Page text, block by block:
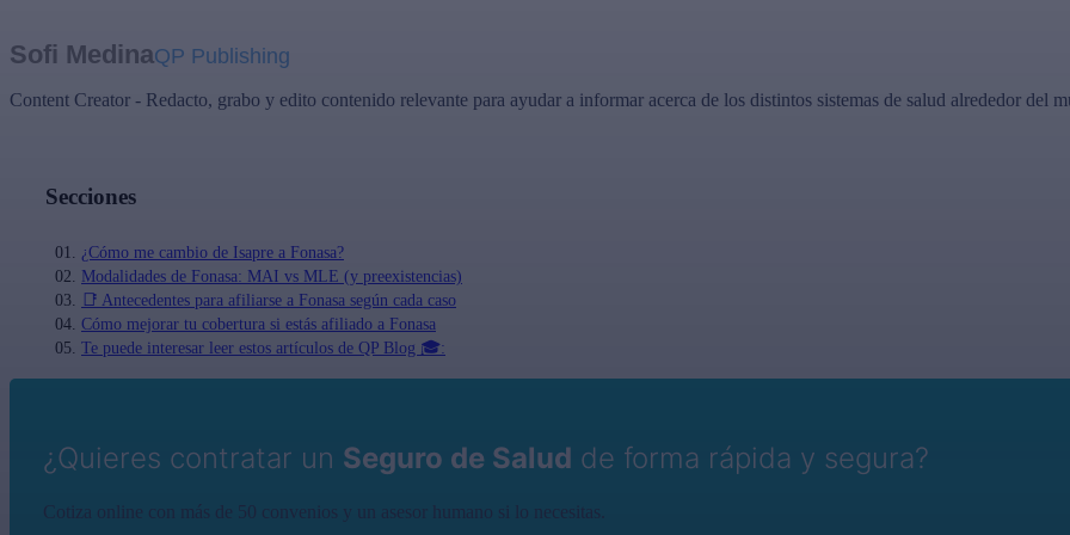
Sofi MedinaQP Publishing
Content Creator - Redacto, grabo y edito contenido relevante para ayudar a informar acerca de los distintos sistemas de salud alrededor del
Secciones
¿Cómo me cambio de Isapre a Fonasa?
Modalidades de Fonasa: MAI vs MLE (y preexistencias)
📑 Antecedentes para afiliarse a Fonasa según cada caso
Cómo mejorar tu cobertura si estás afiliado a Fonasa
Te puede interesar leer estos artículos de QP Blog 🎓:
¿Quieres contratar un Seguro de Salud de forma rápida y segura?